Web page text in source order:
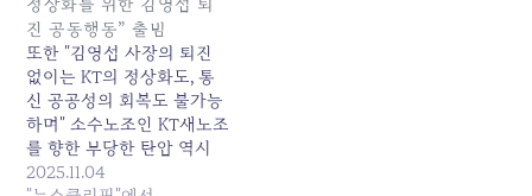
권도 '노동자 사망 책임론...
발행일: 2025-08-27
07:54:00
정상화를 위한 김영섭 퇴
진 공동행동” 출범
또한 "김영섭 사장의 퇴진
없이는 KT의 정상화도, 통
신 공공성의 회복도 불가능
하며" 소수노조인 KT새노조
를 향한 부당한 탄압 역시
중단되어야 한다고 강조했
2025.11.04